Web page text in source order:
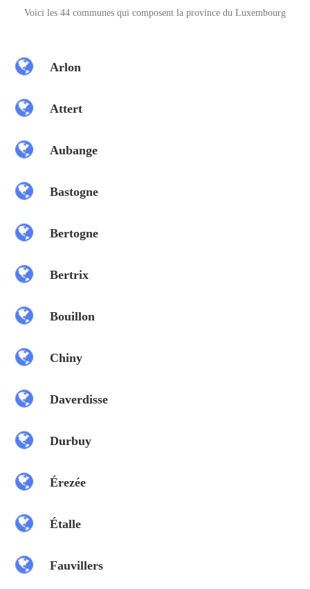
Voici les 44 communes qui composent la province du Luxembourg
Arlon
Attert
Aubange
Bastogne
Bertogne
Bertrix
Bouillon
Chiny
Daverdisse
Durbuy
Érezée
Étalle
Fauvillers